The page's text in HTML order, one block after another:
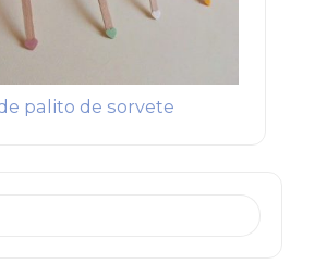
palito de sorvete